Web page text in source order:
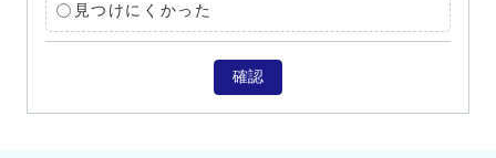
見つけにくかった
確認